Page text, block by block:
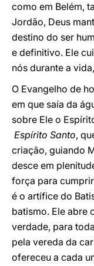
como em Belém,
Jordão, Deus
destino do ser
e definitivo. Ele
nós durante a
O Evangelho de
em que saía da
sobre Ele o
Espírito Santo,
criação, guiando
desce em
força para
é o artífice do
batismo. Ele abre
verdade, para
pela vereda da
ofereceu a cada